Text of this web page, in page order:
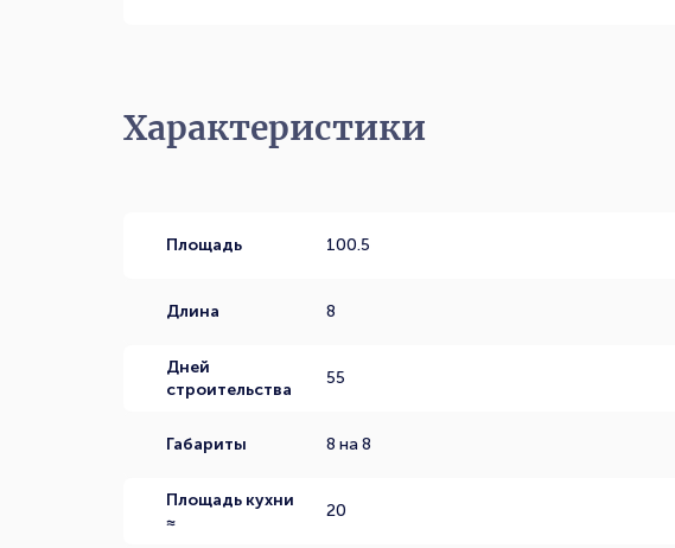
Характеристики
Площадь 100.5
Длина 8
Дней
строительства
55
Габариты 8 на 8
Площадь кухни
≈
20